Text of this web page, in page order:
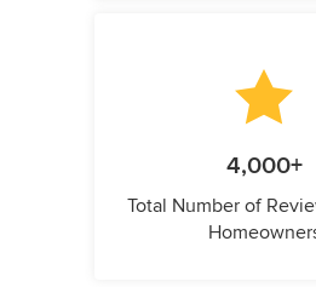
4,000+
Total Number of